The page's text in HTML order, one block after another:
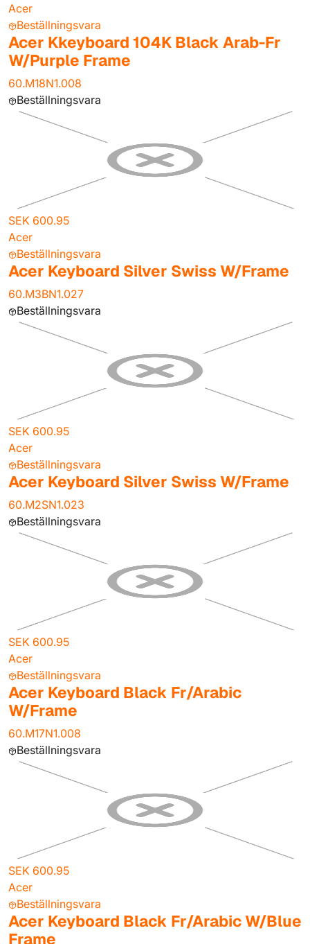
Acer
Beställningsvara
Acer Kkeyboard 104K Black Arab-Fr
W/Purple Frame
60.M18N1.008
Beställningsvara
SEK 600.95
Acer
Beställningsvara
Acer Keyboard Silver Swiss W/Frame
60.M3BN1.027
Beställningsvara
SEK 600.95
Acer
Beställningsvara
Acer Keyboard Silver Swiss W/Frame
60.M2SN1.023
Beställningsvara
SEK 600.95
Acer
Beställningsvara
Acer Keyboard Black Fr/Arabic
W/Frame
60.M17N1.008
Beställningsvara
SEK 600.95
Acer
Beställningsvara
Acer Keyboard Black Fr/Arabic W/Blue
Frame